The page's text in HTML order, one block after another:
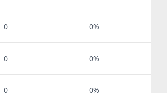
0 0%
0 0%
0 0%